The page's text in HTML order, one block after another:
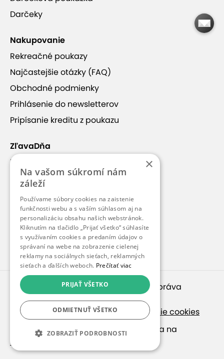
Darčeky
Nakupovanie
Rekreačné poukazy
Najčastejšie otázky (FAQ)
Obchodné podmienky
Prihlásenie do newsletterov
Pripísanie kreditu z poukazu
ZľavaDňa
Náš príbeh
Kontakt
Kariéra
Blog
Pre médiá
Pre partnerov
© 2010 – 2026inspirago s. r. o.
. Všetky práva
vyhradené.
Ochrana osobných údajov|
Nastavenie cookies
Ak hľadáte ponuky v češtine, pozrite sa na
SlevaDne.cz
×
Na vašom súkromí nám
záleží
Používame súbory cookies na zaistenie
funkčnosti webu a s vaším súhlasom aj na
personalizáciu obsahu našich webstránok.
Kliknutím na tlačidlo „Prijať všetko“ súhlasíte
s využívaním cookies a predaním údajov o
správaní na webe na zobrazenie cielenej
reklamy na sociálnych sieťach, reklamných
sieťach a ďalších weboch. Prečítať viac
PRIJAŤ VŠETKO
ODMIETNUŤ VŠETKO
ZOBRAZIŤ PODROBNOSTI